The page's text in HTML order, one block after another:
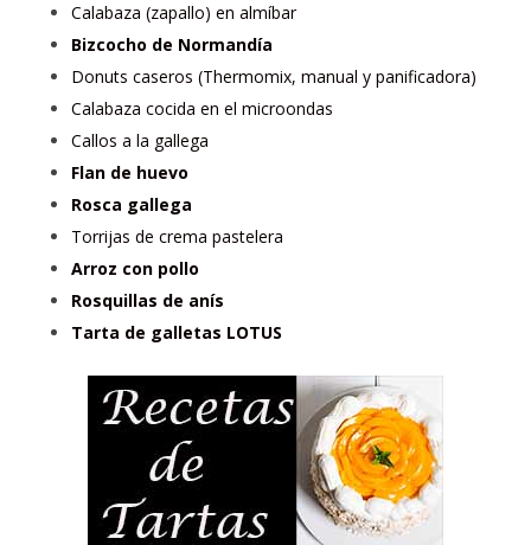
Calabaza (zapallo) en almíbar
Bizcocho de Normandía
Donuts caseros (Thermomix, manual y panificadora)
Calabaza cocida en el microondas
Callos a la gallega
Flan de huevo
Rosca gallega
Torrijas de crema pastelera
Arroz con pollo
Rosquillas de anís
Tarta de galletas LOTUS